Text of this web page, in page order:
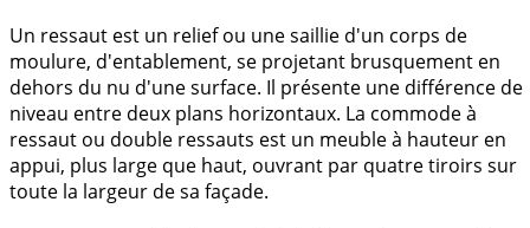
Un ressaut est un relief ou une saillie d'un corps de
moulure, d'entablement, se projetant brusquement en
dehors du nu d'une surface. Il présente une différence de
niveau entre deux plans horizontaux. La commode à
ressaut ou double ressauts est un meuble à hauteur en
appui, plus large que haut, ouvrant par quatre tiroirs sur
toute la largeur de sa façade.